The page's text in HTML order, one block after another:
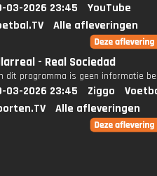
03-2026 23:45
YouTube
Alle afleveringen
- Real Sociedad
dit programma is geen informatie
03-2026 23:45 Ziggo
Alle afleveringen